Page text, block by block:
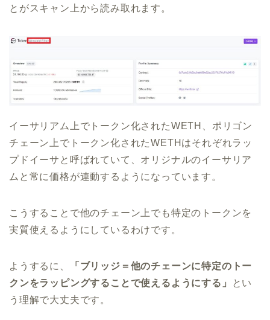
とがスキャン上から読み取れます。
イーサリアム上でトークン化されたWETH、ポリゴン
チェーン上でトークン化されたWETHはそれぞれラッ
プドイーサと呼ばれていて、オリジナルのイーサリア
ムと常に価格が連動するようになっています。
こうすることで他のチェーン上でも特定のトークンを
実質使えるようにしているわけです。
ようするに、
「ブリッジ＝他のチェーンに特定のトー
クンをラッピングすることで使えるようにする」
とい
う理解で大丈夫です。